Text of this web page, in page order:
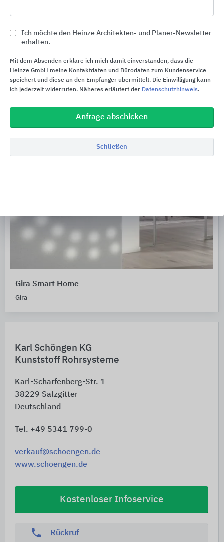
Karl Schöngen KG
Kunststoff Rohrsysteme
Karl-Scharfenberg-Str. 1
38229 Salzgitter
Deutschland
Tel. +49 5341 799-0
verkauf@schoengen.de
www.schoengen.de
Kostenloser Infoservice
phone Rückruf
Schlüter-Systems
Gira Smart Home
Gira
Ich möchte den Heinze Architekten- und Planer-Newsletter
erhalten.
Mit dem Absenden erkläre ich mich damit einverstanden, dass die
Heinze GmbH meine Kontaktdaten und Bürodaten zum Kundenservice
speichert und diese an den Empfänger übermittelt. Die Einwilligung kann
ich jederzeit widerrufen. Näheres erläutert der Datenschutzhinweis.
Anfrage abschicken
Schließen